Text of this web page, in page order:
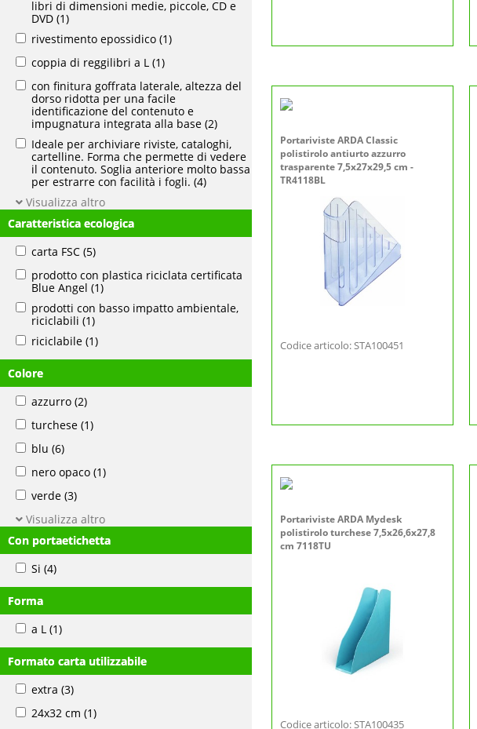
libri di dimensioni medie, piccole, CD e
DVD (1)
rivestimento epossidico (1)
coppia di reggilibri a L (1)
con finitura goffrata laterale, altezza del
dorso ridotta per una facile
identificazione del contenuto e
impugnatura integrata alla base (2)
Ideale per archiviare riviste, cataloghi,
cartelline. Forma che permette di vedere
il contenuto. Soglia anteriore molto bassa
per estrarre con facilità i fogli. (4)
Visualizza altro
Caratteristica ecologica
carta FSC (5)
prodotto con plastica riciclata certificata
Blue Angel (1)
prodotti con basso impatto ambientale,
riciclabili (1)
riciclabile (1)
Colore
azzurro (2)
turchese (1)
blu (6)
nero opaco (1)
verde (3)
Visualizza altro
Con portaetichetta
Si (4)
Forma
a L (1)
Formato carta utilizzabile
extra (3)
24x32 cm (1)
Portariviste ARDA Classic
polistirolo antiurto azzurro
trasparente 7,5x27x29,5 cm -
TR4118BL
Codice articolo: STA100451
Portariviste ARDA Mydesk
polistirolo turchese 7,5x26,6x27,8
cm 7118TU
Codice articolo: STA100435